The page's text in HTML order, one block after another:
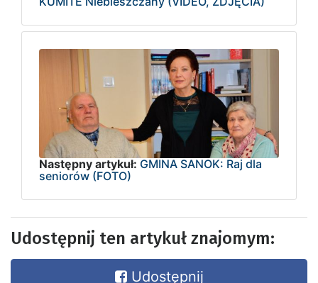
Następny artykuł: GMINA SANOK: Raj dla
seniorów (FOTO)
Udostępnij ten artykuł znajomym:
Udostępnij